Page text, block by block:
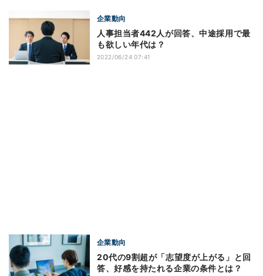
企業動向
人事担当者442人が回答、中途採用で最
も欲しい年代は？
2022/06/24 07:41
企業動向
20代の9割超が「志望度が上がる」と回
答、好感を持たれる企業の条件とは？